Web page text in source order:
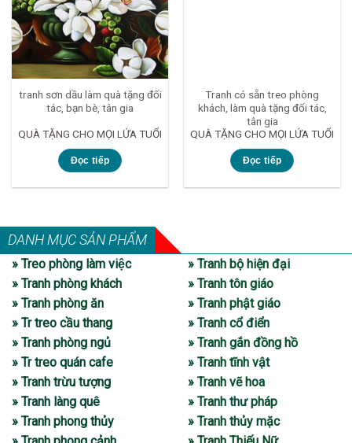
tranh sơn dầu làm quà tặng đối
tác, bạn bè, tân gia
QUÀ TẶNG CHO MỌI LỨA TUỔI
Đọc tiếp
Tranh có sẵn treo phòng
khách, làm quà tặng đối tác,
tân gia
QUÀ TẶNG CHO MỌI LỨA TUỔI
Đọc tiếp
DANH MỤC SẢN PHẨM
» Treo phòng làm việc
» Tranh phòng khách
» Tranh phòng ăn
» Tr treo cầu thang
» Tranh phòng ngủ
» Tr treo quán cafe
» Tranh trừu tượng
» Tranh làng quê
» Tranh phong thủy
» Tranh bộ hiện đại
» Tranh tôn giáo
» Tranh phật giáo
» Tranh cổ điển
» Tranh gắn đồng hồ
» Tranh tĩnh vật
» Tranh vẽ hoa
» Tranh thư pháp
» Tranh thủy mặc